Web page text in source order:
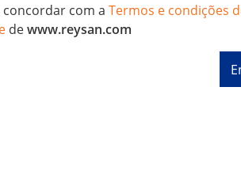
com a Termos e condições
dewww.reysan.com